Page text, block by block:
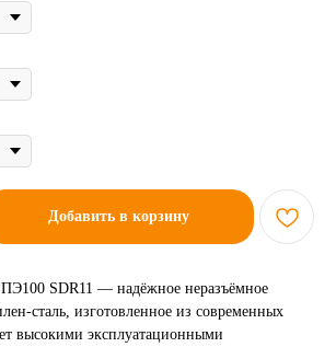
Добавить в корзину
SDR11 — надёжное неразъёмное
сталь, изготовленное из современных
высокими эксплуатационными